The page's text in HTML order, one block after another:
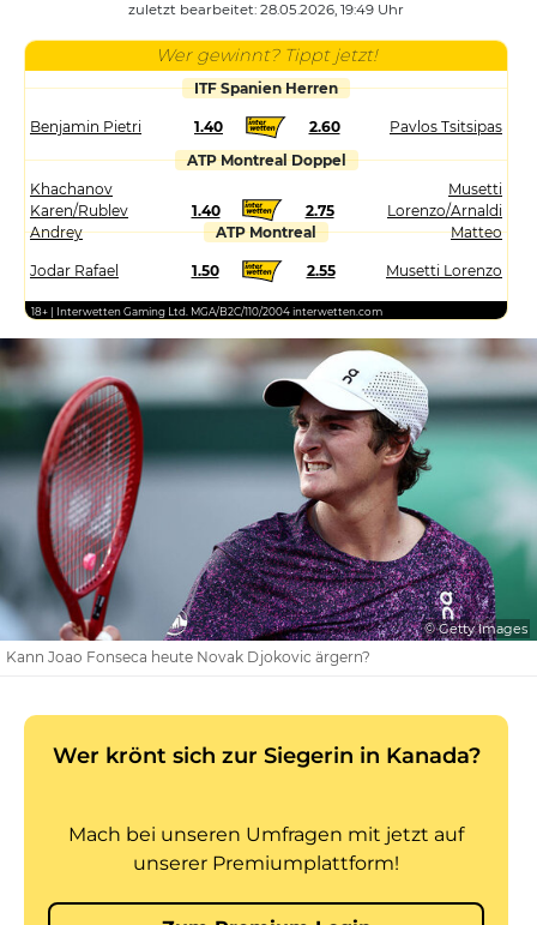
zuletzt bearbeitet: 28.05.2026, 19:49 Uhr
Wer gewinnt? Tippt jetzt!
ITF Spanien Herren
Benjamin Pietri 1.40 2.60
Pavlos Tsitsipas
ATP Montreal Doppel
Khachanov
Karen/Rublev
Andrey
1.40 2.75
Musetti
Lorenzo/Arnaldi
Matteo
ATP Montreal
Jodar Rafael 1.50 2.55 Musetti Lorenzo
18+ | Interwetten Gaming Ltd. MGA/B2C/110/2004 interwetten.com
© Getty Images
Kann Joao Fonseca heute Novak Djokovic ärgern?